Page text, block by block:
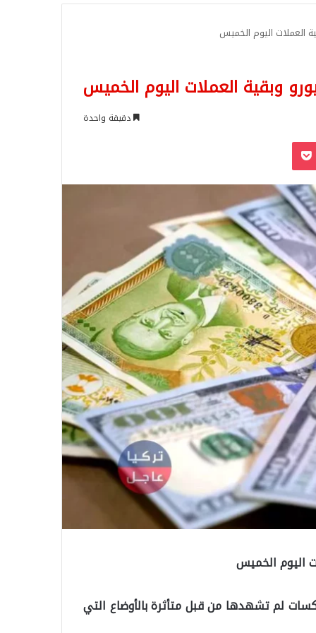
العملات اليوم الخميس
وبقية العملات اليوم الخميس
دقيقة واحدة
‫Pocket
اليوم الخميس
لم تشهدها من قبل متأثرة بالأوضاع التي